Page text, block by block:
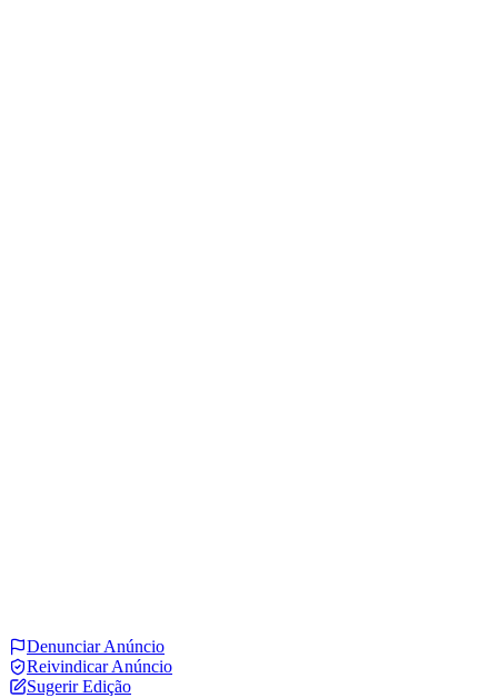
Denunciar Anúncio
Reivindicar Anúncio
Sugerir Edição